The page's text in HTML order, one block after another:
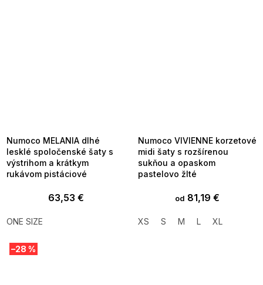
Numoco MELANIA dlhé
lesklé spoločenské šaty s
výstrihom a krátkym
rukávom pistáciové
63,53 €
ONE SIZE
Numoco VIVIENNE korzetové
midi šaty s rozšírenou
sukňou a opaskom
pastelovo žlté
od 81,19 €
XS S M L XL
–28 %